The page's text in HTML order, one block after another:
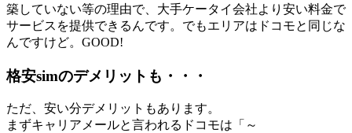
築していない等の理由で、大手ケータイ会社より安い料金で
サービスを提供できるんです。でもエリアはドコモと同じな
んですけど。GOOD!
格安simのデメリットも・・・
ただ、安い分デメリットもあります。
まずキャリアメールと言われるドコモは「～